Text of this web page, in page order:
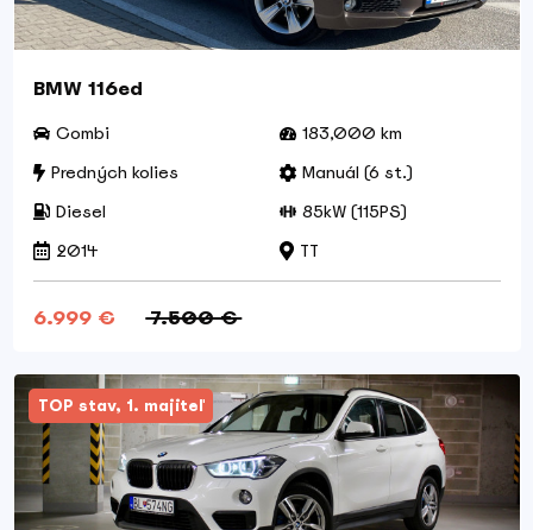
BMW 116ed
Combi
183,000 km
Predných kolies
Manuál (6 st.)
Diesel
85kW (115PS)
2014
TT
6.999 € 7.500 €
TOP stav, 1. majiteľ